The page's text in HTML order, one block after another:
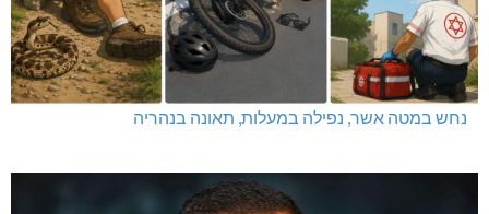
נחש במטה אשר, נפילה במעלות, תאונה בנהריה